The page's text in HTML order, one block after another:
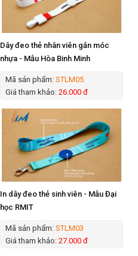
Dây đeo thẻ nhân viên gắn móc
nhựa - Mẫu Hòa Binh Minh
Mã sản phẩm: STLM05
Giá tham khảo: 26.000 đ
In dây đeo thẻ sinh viên - Mẫu Đại
học RMIT
Mã sản phẩm: STLM03
Giá tham khảo: 27.000 đ